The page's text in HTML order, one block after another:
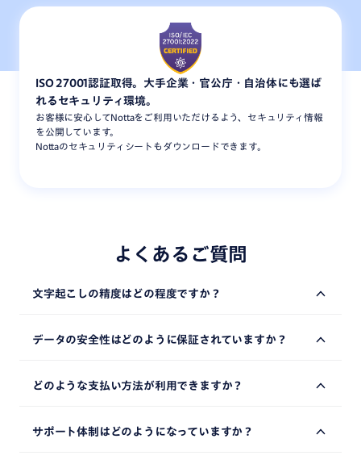
ISO 27001認証取得。大手企業・官公庁・自治体にも選ば
れる セキュリティ環境。
お客様に安心してNottaをご利用いただけるよう、セキュリティ情報
を公開しています。
Nottaのセキュリティシートもダウンロードできます。
よくあるご質問
文字起こしの精度はどの程度ですか？
では、認識制度は98.86%以上です。※収音が困難な環境で
データの安全性はどのように保証されていますか？
ライバシー原則に関する内部統制を対象とした、SOC2認証
したサイバーセキュリティ・コンプライアンス・フレームワ
どのような支払い方法が利用できますか？
クレジットカードをご利用いただけます。また、Nottaビジ
サポート体制はどのようになっていますか？